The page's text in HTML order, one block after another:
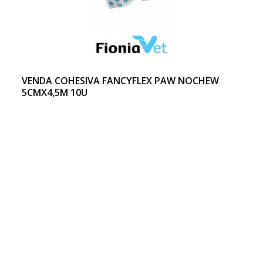
VENDA COHESIVA FANCYFLEX PAW NOCHEW
5CMX4,5M 10U